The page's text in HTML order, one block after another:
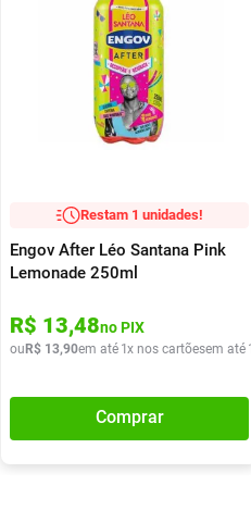
R$ 9, 90
Restam 1 unidades!
Engov After Léo Santana Pink
Lemonade 250ml
R$ 13,48no PIX
ou R$ 13,90em até 1x nos cartõesem até
Comprar